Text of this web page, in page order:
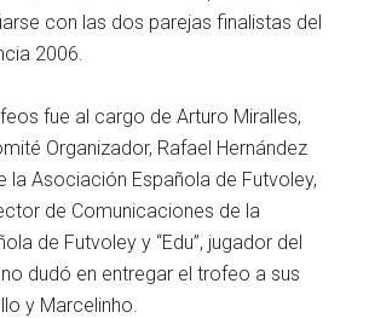
con las dos parejas finalistas del
2006.
fue al cargo de Arturo Miralles,
Organizador, Rafael Hernández
la Asociación Española de Futvoley,
de Comunicaciones de la
de Futvoley y “Edu”, jugador del
no dudó en entregar el trofeo a sus
y Marcelinho.